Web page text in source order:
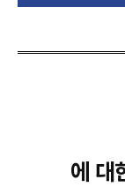
에 대